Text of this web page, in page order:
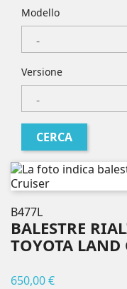
Modello
Versione
B477L
BALESTRE
TOYOTA LAND
650,00 €